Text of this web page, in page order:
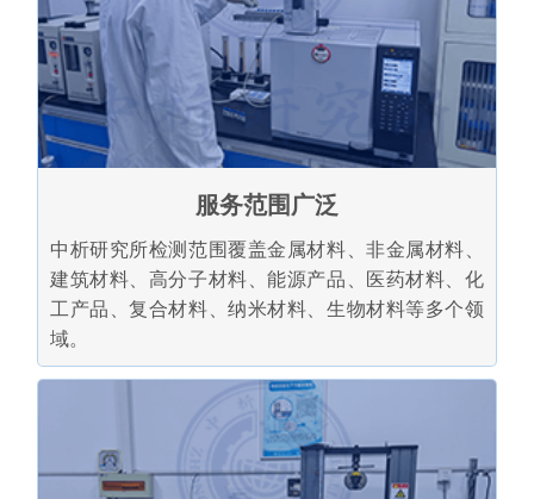
服务范围广泛
中析研究所检测范围覆盖金属材料、非金属材料、
建筑材料、高分子材料、能源产品、医药材料、化
工产品、复合材料、纳米材料、生物材料等多个领
域。